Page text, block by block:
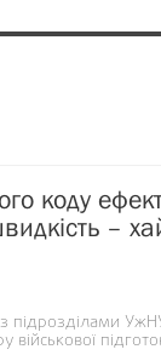
коду
–
військової